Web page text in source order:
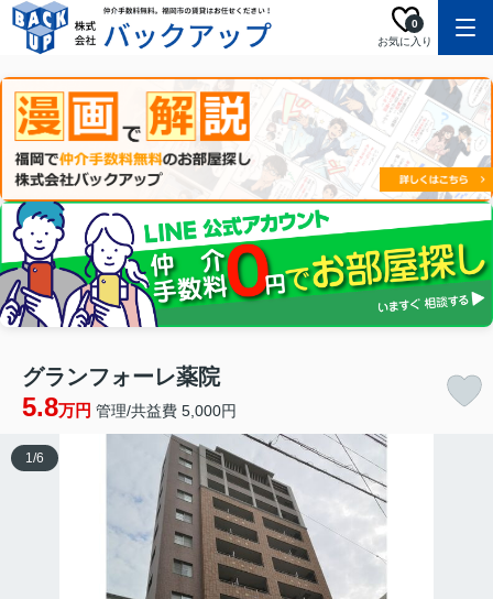
お気に入り
0
グランフォーレ薬院
5.8万円 管理/共益費 5,000円
1/6